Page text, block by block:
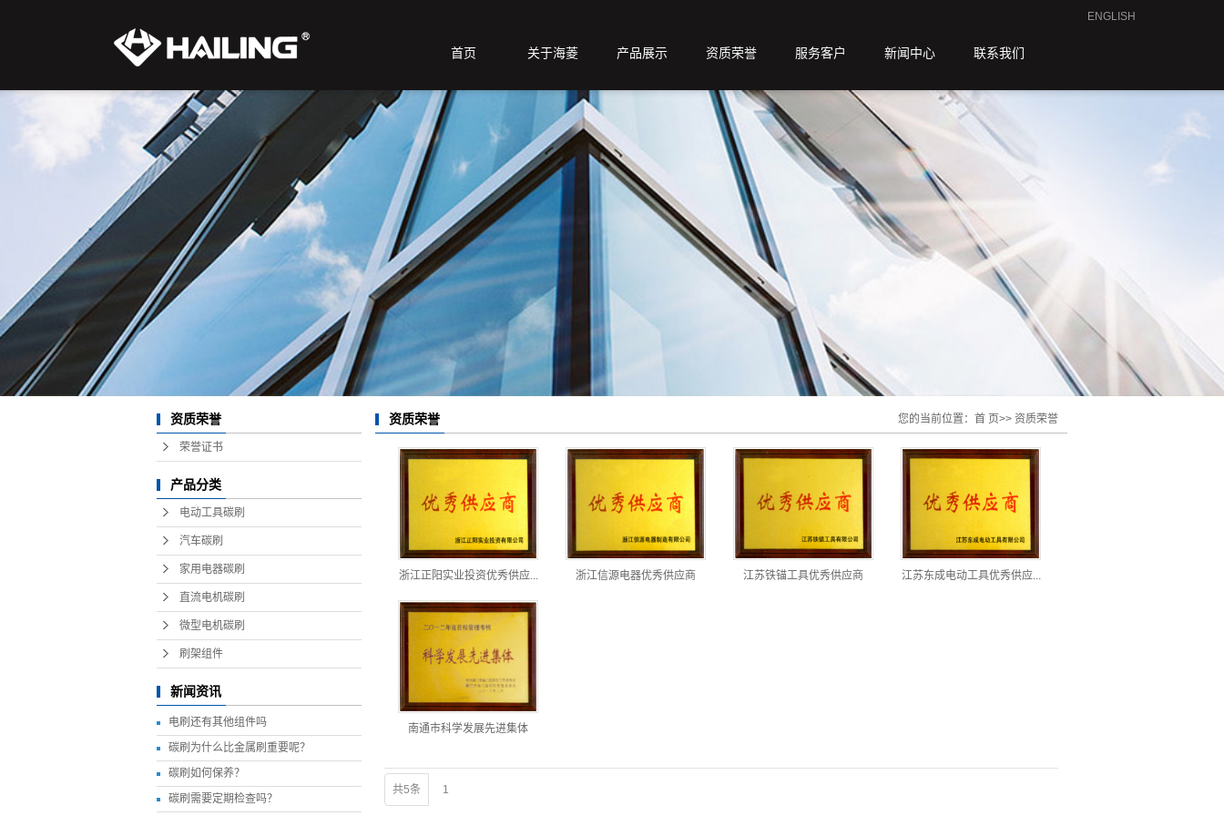
ENGLISH
首页 关于海菱 产品展示 资质荣誉 服务客户 新闻中心 联系我们
资质荣誉
荣誉证书
产品分类
电动工具碳刷
汽车碳刷
家用电器碳刷
直流电机碳刷
微型电机碳刷
刷架组件
新闻资讯
电刷还有其他组件吗
碳刷为什么比金属刷重要呢？
碳刷如何保养？
碳刷需要定期检查吗？
资质荣誉 您的当前位置： 首 页>> 资质荣誉
浙江正阳实业投资优秀供应... 浙江信源电器优秀供应商 江苏铁锚工具优秀供应商 江苏东成电动工具优秀供应...
南通市科学发展先进集体
共5条 1